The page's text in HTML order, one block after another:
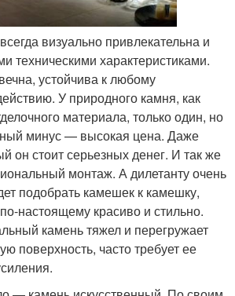
визуально привлекательна и
техническими характеристиками.
устойчива к любому
У природного камня, как
материала, только один, но
минус — высокая цена. Даже
он стоит серьезных денег. И так же
монтаж. А дилетанту очень
подобрать камешек к камешку,
настоящему красиво и стильно.
камень тяжел и перегружает
поверхность, часто требует ее